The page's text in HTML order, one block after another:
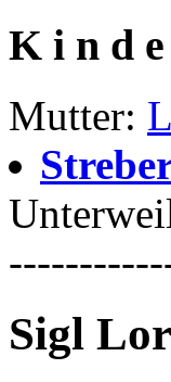
K i n d
Mutter:
Sigl